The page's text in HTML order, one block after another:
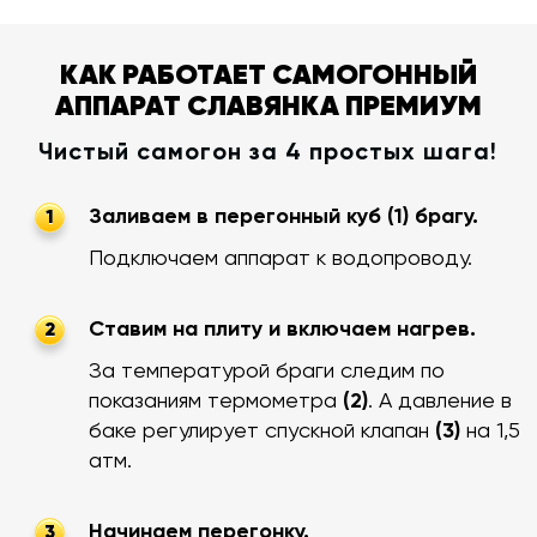
КАК РАБОТАЕТ САМОГОННЫЙ
АППАРАТ СЛАВЯНКА ПРЕМИУМ
Чистый самогон за 4 простых шага!
1
Заливаем в перегонный куб (1) брагу.
Подключаем аппарат к водопроводу.
2
Ставим на плиту и включаем нагрев.
За температурой браги следим по
показаниям термометра (2). А давление в
баке регулирует спускной клапан (3) на 1,5
атм.
Начинаем перегонку.